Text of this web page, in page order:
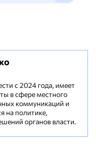
с 2024 года, имеет
в сфере местного
коммуникаций и
на политике,
органов власти.